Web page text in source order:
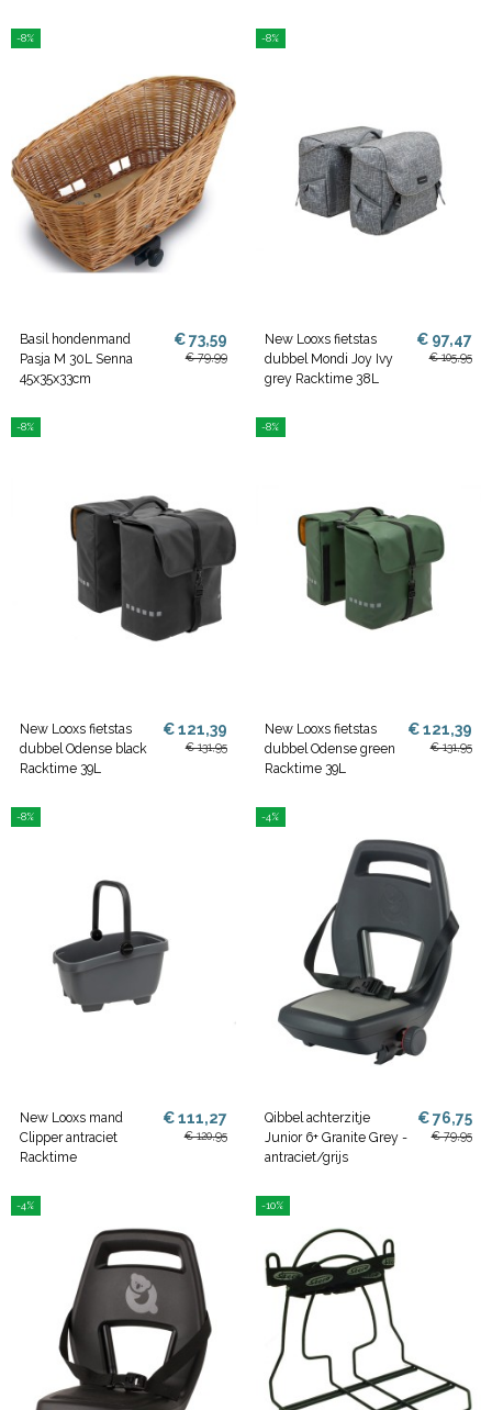
-8%
Basil hondenmand
Pasja M 30L Senna
45x35x33cm
€ 73,59
€ 79,99
-8%
New Looxs fietstas
dubbel Mondi Joy Ivy
grey Racktime 38L
€ 97,47
€ 105,95
-8%
New Looxs fietstas
dubbel Odense black
Racktime 39L
€ 121,39
€ 131,95
-8%
New Looxs fietstas
dubbel Odense green
Racktime 39L
€ 121,39
€ 131,95
-8%
New Looxs mand
Clipper antraciet
Racktime
€ 111,27
€ 120,95
-4%
Qibbel achterzitje
Junior 6+ Granite Grey -
antraciet/grijs
€ 76,75
€ 79,95
-4% -10%